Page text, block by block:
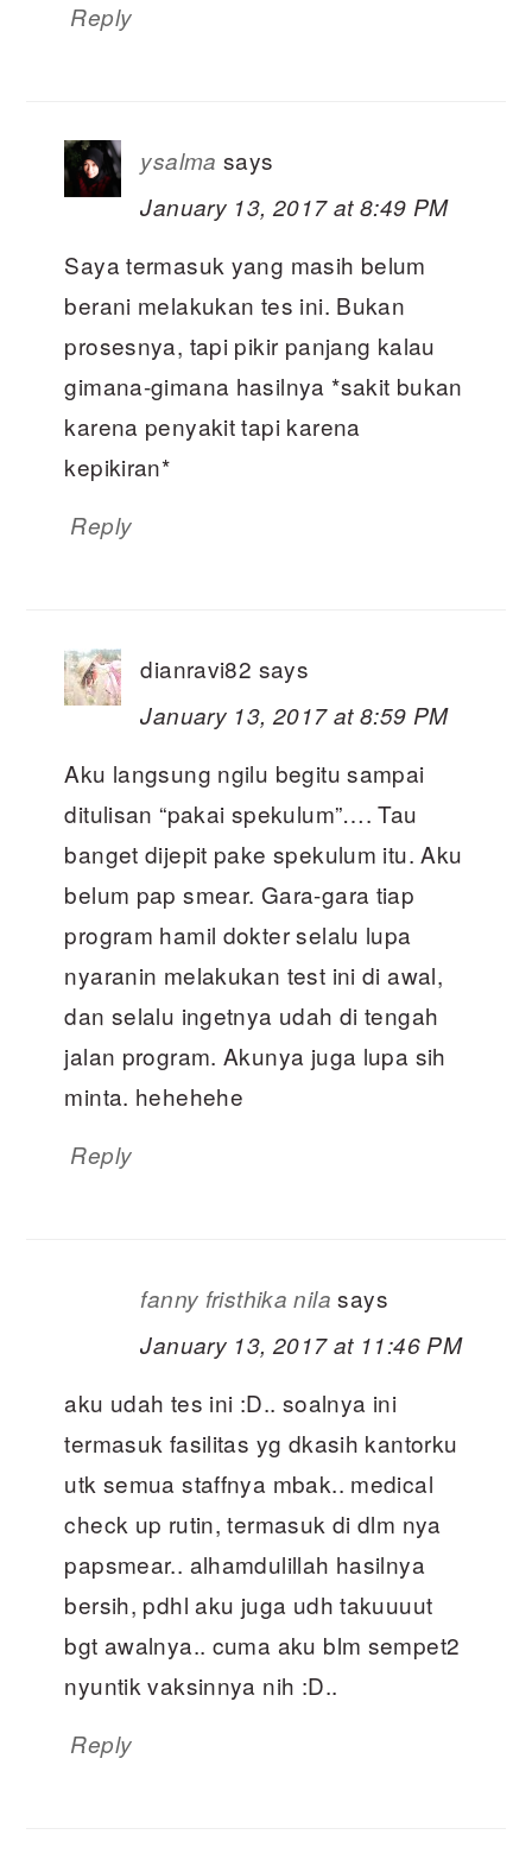
Reply
ysalma says
January 13, 2017 at 8:49 PM
Saya termasuk yang masih belum
berani melakukan tes ini. Bukan
prosesnya, tapi pikir panjang kalau
gimana-gimana hasilnya *sakit bukan
karena penyakit tapi karena
kepikiran*
Reply
dianravi82 says
January 13, 2017 at 8:59 PM
Aku langsung ngilu begitu sampai
ditulisan “pakai spekulum”…. Tau
banget dijepit pake spekulum itu. Aku
belum pap smear. Gara-gara tiap
program hamil dokter selalu lupa
nyaranin melakukan test ini di awal,
dan selalu ingetnya udah di tengah
jalan program. Akunya juga lupa sih
minta. hehehehe
Reply
fanny fristhika nila says
January 13, 2017 at 11:46 PM
aku udah tes ini :D.. soalnya ini
termasuk fasilitas yg dkasih kantorku
utk semua staffnya mbak.. medical
check up rutin, termasuk di dlm nya
papsmear.. alhamdulillah hasilnya
bersih, pdhl aku juga udh takuuuut
bgt awalnya.. cuma aku blm sempet2
nyuntik vaksinnya nih :D..
Reply